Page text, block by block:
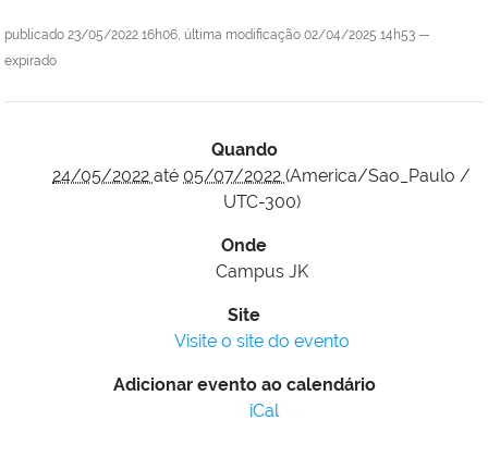
publicado 23/05/2022 16h06, última modificação 02/04/2025 14h53 —
expirado
Quando
24/05/2022 até 05/07/2022 (America/Sao_Paulo /
UTC-300)
Onde
Campus JK
Site
Visite o site do evento
Adicionar evento ao calendário
iCal